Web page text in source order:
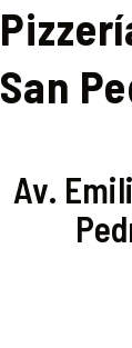
San
Av.